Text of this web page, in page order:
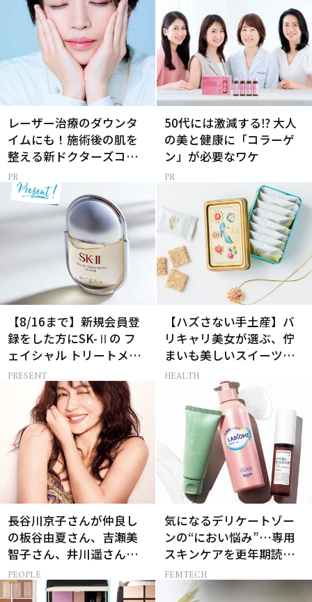
レーザー治療のダウンタ
イムにも！施術後の肌を
整える新ドクターズコス
メ
50代には激減する⁉ 大人
の美と健康に「コラーゲ
ン」が必要なワケ
【8/16まで】新規会員登
録をした方にSK-Ⅱの フ
ェイシャル トリートメン
ト セラムをプレゼント！
PRESENT
【ハズさない手土産】バ
リキャリ美女が選ぶ、佇
まいも美しいスイーツギ
フト3選
HEALTH
長谷川京子さんが仲良し
の板谷由夏さん、吉瀬美
智子さん、井川遥さんと
集まる理由は…
PEOPLE
気になるデリケートゾー
ンの“におい悩み”…専用
スキンケアを更年期読者
が本気でお試し！
FEMTECH